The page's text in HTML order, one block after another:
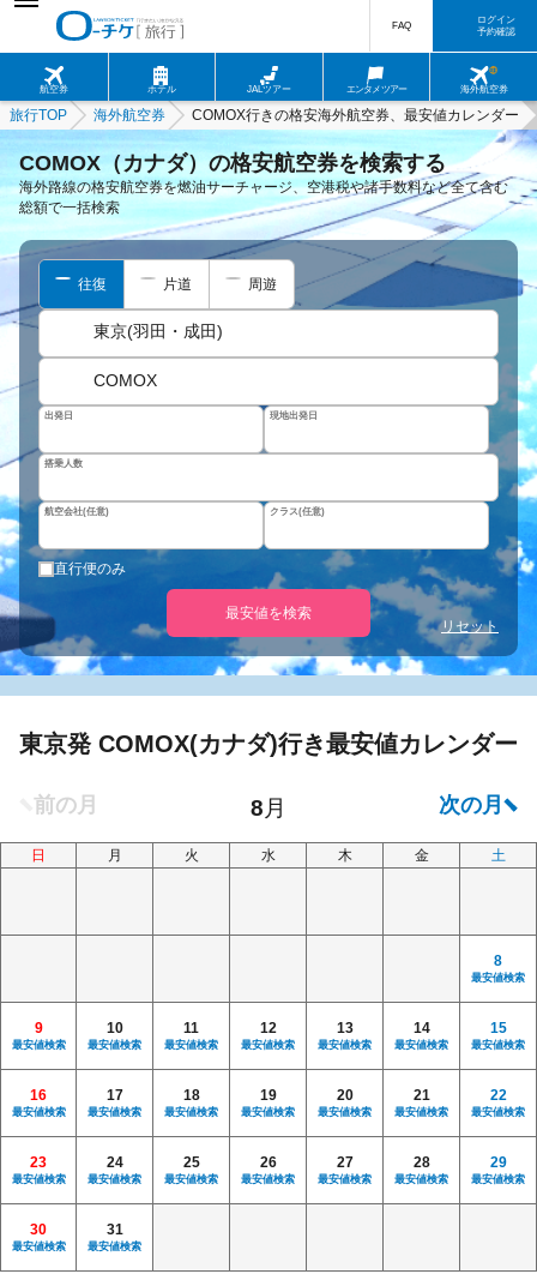
航空券 ホテル JALツアー エンタメツアー 海外航空券
FAQ
ログイン
予約確認
旅行TOP 海外航空券 COMOX行きの格安海外航空券、最安値カレンダー
COMOX（カナダ）の格安航空券を検索する
海外路線の格安航空券を燃油サーチャージ、空港税や諸手数料など全て含む
総額で一括検索
往復 片道 周遊
東京(羽田・成田)
COMOX
出発日 現地出発日
搭乗人数
航空会社(任意) クラス(任意)
直行便のみ
最安値を検索
リセット
東京発 COMOX(カナダ)行き最安値カレンダー
日 月 火 水 木 金 土
8
最安値検索
9
最安値検索
10
最安値検索
11
最安値検索
12
最安値検索
13
最安値検索
14
最安値検索
15
最安値検索
16
最安値検索
17
最安値検索
18
最安値検索
19
最安値検索
20
最安値検索
21
最安値検索
22
最安値検索
23
最安値検索
24
最安値検索
25
最安値検索
26
最安値検索
27
最安値検索
28
最安値検索
29
最安値検索
30
最安値検索
31
最安値検索